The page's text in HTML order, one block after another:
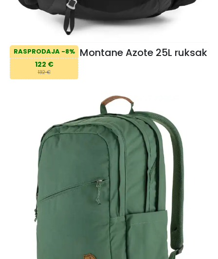
RASPRODAJA -8%
122 €
132 €
Montane Azote 25L ruksak